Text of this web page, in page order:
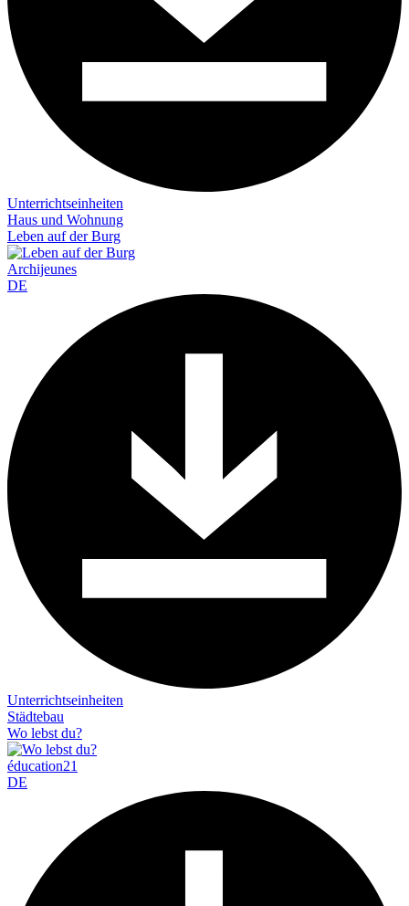
Unterrichtseinheiten
Haus und Wohnung
Leben auf der Burg
Archijeunes
DE
Unterrichtseinheiten
Städtebau
Wo lebst du?
éducation21
DE